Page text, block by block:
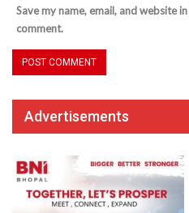
Save my name, email, and website
comment.
Advertisements